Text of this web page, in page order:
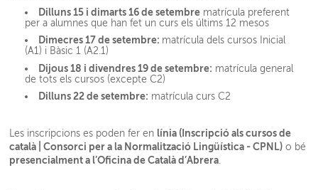
Dilluns 15 i dimarts 16 de setembre matrícula preferent
per a alumnes que han fet un curs els últims 12 mesos
Dimecres 17 de setembre: matrícula dels cursos Inicial
(A1) i Bàsic 1 (A2.1)
Dijous 18 i divendres 19 de setembre: matrícula general
de tots els cursos (excepte C2)
Dilluns 22 de setembre: matrícula curs C2
Les inscripcions es poden fer en línia ( Inscripció als cursos de
català | Consorci per a la Normalització Lingüística - CPNL) o bé
presencialment a l’Oficina de Català d’Abrera